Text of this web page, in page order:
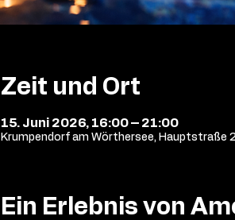
Zeit und Ort
15. Juni 2026, 16:00 – 21:00
Krumpendorf am Wörthersee, Hauptstraße
Ein Erlebnis von